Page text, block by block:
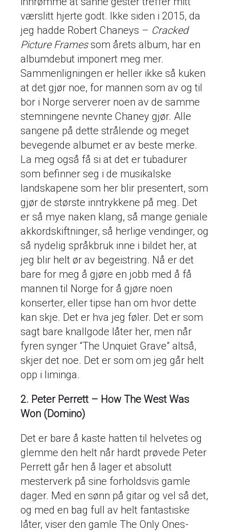
værslitt hjerte godt. Ikke siden i 2015, da
jeg hadde Robert Chaneys – Cracked
Picture Framessom årets album, har en
albumdebut imponert meg mer.
Sammenligningen er heller ikke så kuken
at det gjør noe, for mannen som av og til
bor i Norge serverer noen av de samme
stemningene nevnte Chaney gjør. Alle
sangene på dette strålende og meget
bevegende albumet er av beste merke.
La meg også få si at det er tubadurer
som befinner seg i de musikalske
landskapene som her blir presentert, som
gjør de største inntrykkene på meg. Det
er så mye naken klang, så mange geniale
akkordskiftninger, så herlige vendinger, og
så nydelig språkbruk inne i bildet her, at
jeg blir helt ør av begeistring. Nå er det
bare for meg å gjøre en jobb med å få
mannen til Norge for å gjøre noen
konserter, eller tipse han om hvor dette
kan skje. Det er hva jeg føler. Det er som
sagt bare knallgode låter her, men når
fyren synger “The Unquiet Grave” altså,
skjer det noe. Det er som om jeg går helt
opp i liminga.
2. Peter Perrett – How The West Was
Won (Domino)
Det er bare å kaste hatten til helvetes og
glemme den helt når hardt prøvede Peter
Perrett går hen å lager et absolutt
mesterverk på sine forholdsvis gamle
dager. Med en sønn på gitar og vel så det,
og med en bag full av helt fantastiske
låter, viser den gamle The Only Ones-